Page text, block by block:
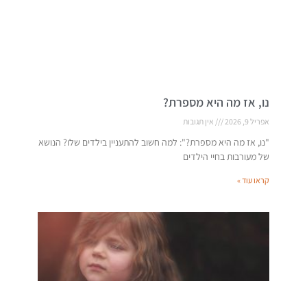
נו, אז מה היא מספרת?
אפריל 9, 2026 אין תגובות
"נו, אז מה היא מספרת?": למה חשוב להתעניין בילדים שלו? הנושא
של מעורבות בחיי הילדים
קראו עוד »